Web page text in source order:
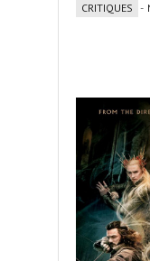
CRITIQUES -